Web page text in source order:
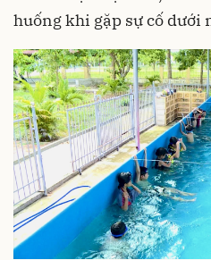
huống khi gặp sự cố dưới